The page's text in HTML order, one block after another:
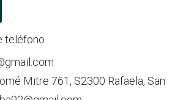
teléfono
Mitre 761, S2300 Rafaela,